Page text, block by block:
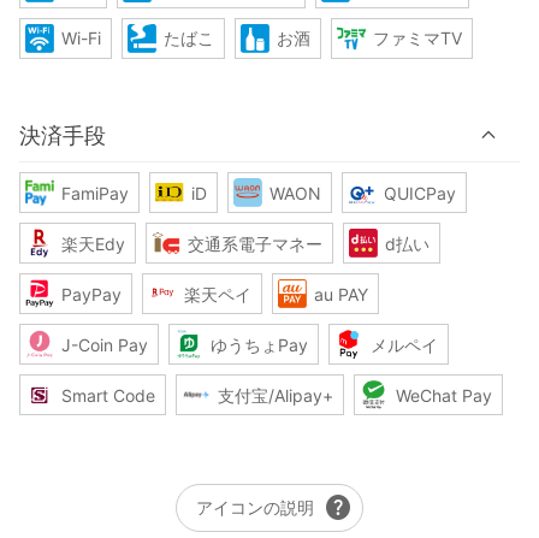
Wi-Fi たばこ お酒 ファミマTV
決済手段
FamiPay iD WAON QUICPay
楽天Edy 交通系電子マネー d払い
PayPay 楽天ペイ au PAY
J-Coin Pay ゆうちょPay メルペイ
Smart Code 支付宝/Alipay+ WeChat Pay
アイコンの説明 help